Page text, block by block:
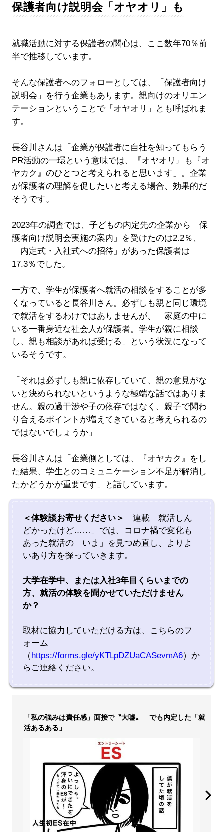
保護者向け説明会「オヤオリ」も
就職活動に対する保護者の関心は、ここ数年70％前
半で推移しています。
そんな保護者へのフォローとしては、「保護者向け
説明会」を行う企業もあります。親向けのオリエン
テーションということで「オヤオリ」とも呼ばれま
す。
長谷川さんは「企業が保護者に自社を知ってもらう
PR活動の一環という意味では、『オヤオリ』も『オ
ヤカク』のひとつと考えられると思います」。企業
が保護者の理解を促したいと考える場合、効果的だ
そうです。
2023年の調査では、子どもの内定先の企業から「保
護者向け説明会実施の案内」を受けたのは2.2％、
「内定式・入社式への招待」があった保護者は
17.3％でした。
一方で、学生が保護者へ就活の相談をすることが多
くなっていると長谷川さん。必ずしも親と同じ環境
で就活をするわけではありませんが、「家庭の中に
いる一番身近な社会人が保護者。学生が親に相談
し、親も相談があれば受ける」という状況になって
いるそうです。
「それは必ずしも親に依存していて、親の意見がな
いと決められないというような極端な話ではありま
せん。親の過干渉や子の依存ではなく、親子で関わ
り合えるポイントが増えてきていると考えられるの
ではないでしょうか」
長谷川さんは「企業側としては、『オヤカク』をし
た結果、学生とのコミュニケーション不足が解消し
たかどうかが重要です」と話しています。
＜体験談お寄せください＞
連載「就活しん
どかったけど……」では、コロナ禍で変化も
あった就活の「いま」を見つめ直し、よりよ
いあり方を探っていきます。
大学在学中、または入社3年目くらいまでの
方、就活の体験を聞かせていただけません
か？
取材に協力していただける方は、こちらのフ
ォーム
（https://forms.gle/yKTLpDZUaCASevmA6）か
らご連絡ください。
「私の強みは責任感」面接で〝大嘘〟 でも内定した「就
活あるある」